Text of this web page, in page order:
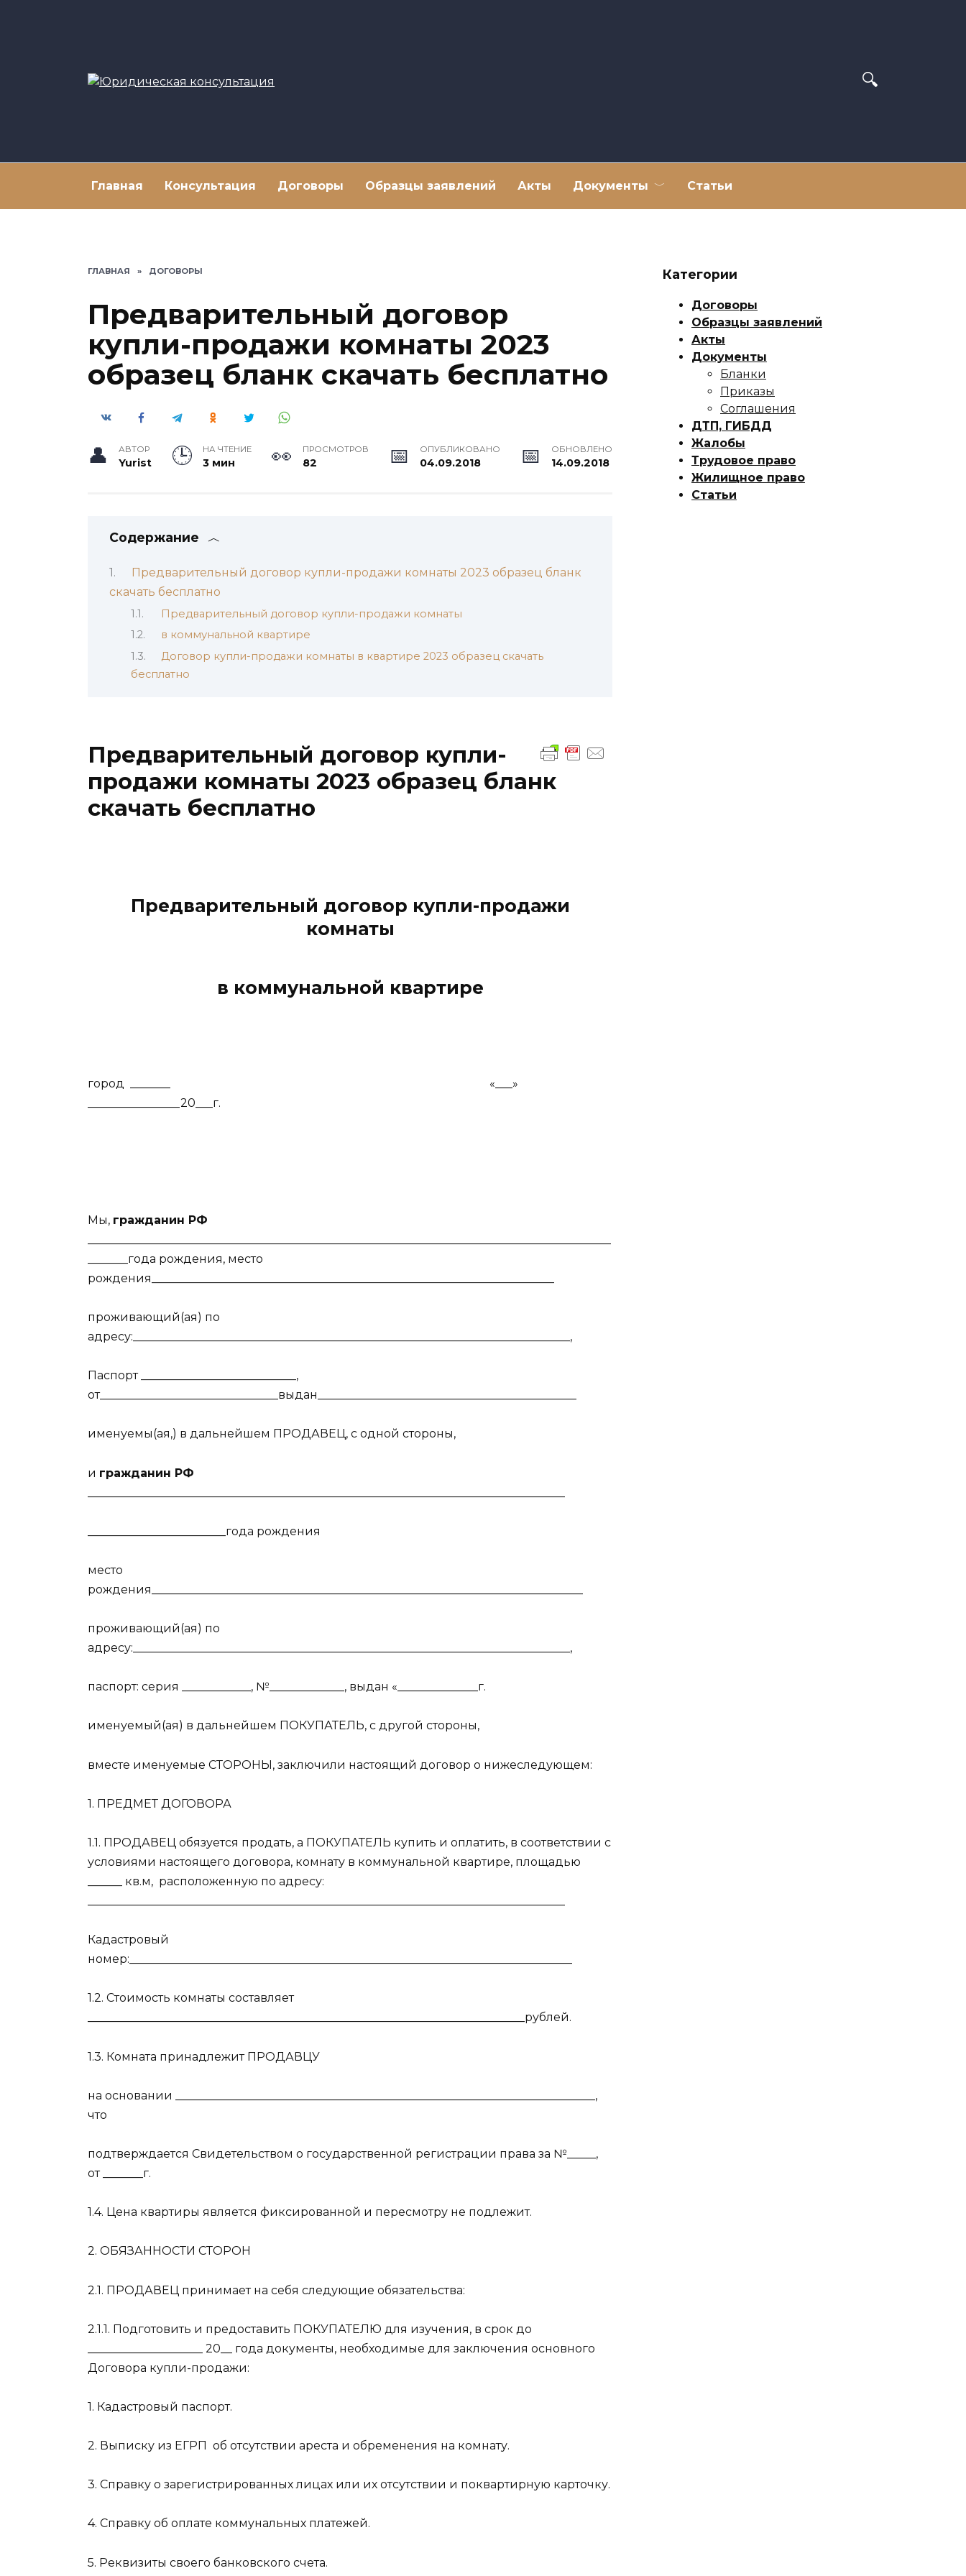
Главная Консультация Договоры Образцы заявлений Акты Документы Статьи
ГЛАВНАЯ » ДОГОВОРЫ
Предварительный договор
купли-продажи комнаты 2023
образец бланк скачать бесплатно
АВТОР
Yurist
НА ЧТЕНИЕ
3 мин
ПРОСМОТРОВ
82
ОПУБЛИКОВАНО
04.09.2018
ОБНОВЛЕНО
14.09.2018
Содержание
Предварительный договор купли-продажи комнаты 2023 образец бланк
скачать бесплатно
Предварительный договор купли-продажи комнаты
в коммунальной квартире
Договор купли-продажи комнаты в квартире 2023 образец скачать
бесплатно
Предварительный договор купли-
продажи комнаты 2023 образец бланк
скачать бесплатно
Предварительный договор купли-продажи
комнаты
в коммунальной квартире
город
«___»
________________20___г.
Мы, гражданин РФ
_______года рождения, место
рождения______________________________________________________________________
проживающий(ая) по
адресу:____________________________________________________________________________,
Паспорт ___________________________,
от_______________________________выдан_____________________________________________
именуемы(ая,) в дальнейшем ПРОДАВЕЦ, с одной стороны,
и гражданин РФ
________________________года рождения
место
рождения___________________________________________________________________________
проживающий(ая) по
адресу:____________________________________________________________________________,
паспорт: серия ____________, №_____________, выдан «______________г.
именуемый(ая) в дальнейшем ПОКУПАТЕЛЬ, с другой стороны,
вместе именуемые СТОРОНЫ, заключили настоящий договор о нижеследующем:
1. ПРЕДМЕТ ДОГОВОРА
1.1. ПРОДАВЕЦ обязуется продать, а ПОКУПАТЕЛЬ купить и оплатить, в соответствии с
условиями настоящего договора, комнату в коммунальной квартире, площадью
______ кв.м, расположенную по адресу:
Кадастровый
номер:_____________________________________________________________________________
1.2. Стоимость комнаты составляет
____________________________________________________________________________рублей.
1.3. Комната принадлежит ПРОДАВЦУ
на основании _________________________________________________________________________,
что
подтверждается Свидетельством о государственной регистрации права за №_____,
от _______г.
1.4. Цена квартиры является фиксированной и пересмотру не подлежит.
2. ОБЯЗАННОСТИ СТОРОН
2.1. ПРОДАВЕЦ принимает на себя следующие обязательства:
2.1.1. Подготовить и предоставить ПОКУПАТЕЛЮ для изучения, в срок до
____________________ 20__ года документы, необходимые для заключения основного
Договора купли-продажи:
1. Кадастровый паспорт.
2. Выписку из ЕГРП об отсутствии ареста и обременения на комнату.
3. Справку о зарегистрированных лицах или их отсутствии и поквартирную карточку.
4. Справку об оплате коммунальных платежей.
5. Реквизиты своего банковского счета.
Категории
Договоры
Образцы заявлений
Акты
Документы
Бланки
Приказы
Соглашения
ДТП, ГИБДД
Жалобы
Трудовое право
Жилищное право
Статьи